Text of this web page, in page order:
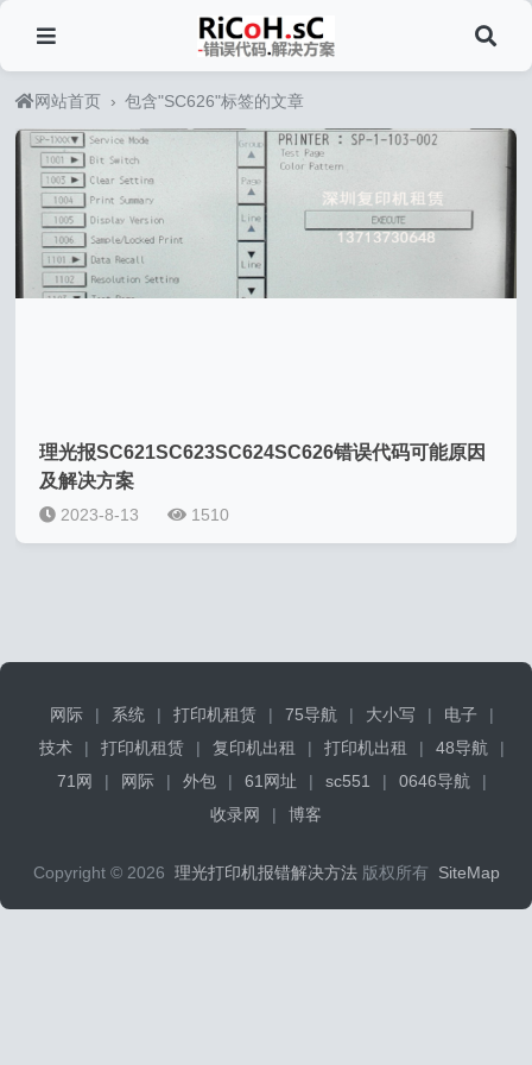
网站首页 › 包含"SC626"标签的文章
理光报SC621SC623SC624SC626错误代码可能原因
及解决方案
2023-8-13 1510
网际 | 系统 | 打印机租赁 | 75导航 | 大小写 | 电子
|
技术
| 打印机租赁 | 复印机出租 | 打印机出租 | 48导航
|
71网
| 网际 | 外包 | 61网址 | sc551 | 0646导航
|
收录网
| 博客
Copyright © 2026 理光打印机报错解决方法版权所有 SiteMap